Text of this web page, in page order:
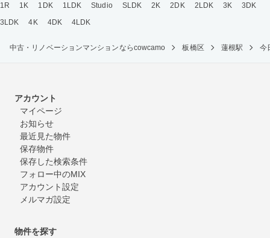
1R 1K 1DK 1LDK Studio SLDK 2K 2DK 2LDK 3K
3DK
3LDK
4K 4DK 4LDK
中古・リノベーションマンションならcowcamo 板橋区 蓮根駅 今
アカウント
マイページ
お知らせ
最近見た物件
保存物件
保存した検索条件
フォロー中のMIX
アカウント設定
メルマガ設定
物件を探す